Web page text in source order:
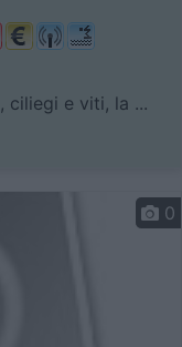
ciliegi e viti, la ...
0